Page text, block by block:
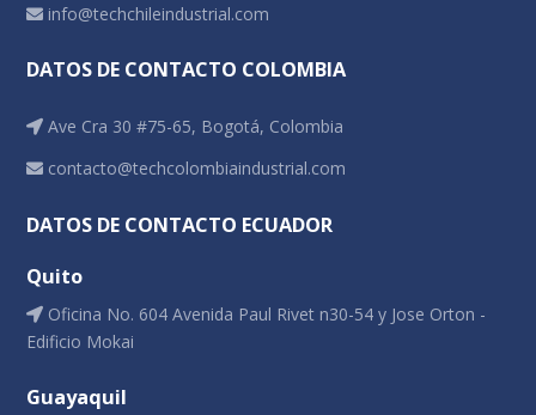
info@techchileindustrial.com
DATOS DE CONTACTO COLOMBIA
Ave Cra 30 #75-65, Bogotá, Colombia
contacto@techcolombiaindustrial.com
DATOS DE CONTACTO ECUADOR
Quito
Oficina No. 604 Avenida Paul Rivet n30-54 y Jose Orton -
Edificio Mokai
Guayaquil